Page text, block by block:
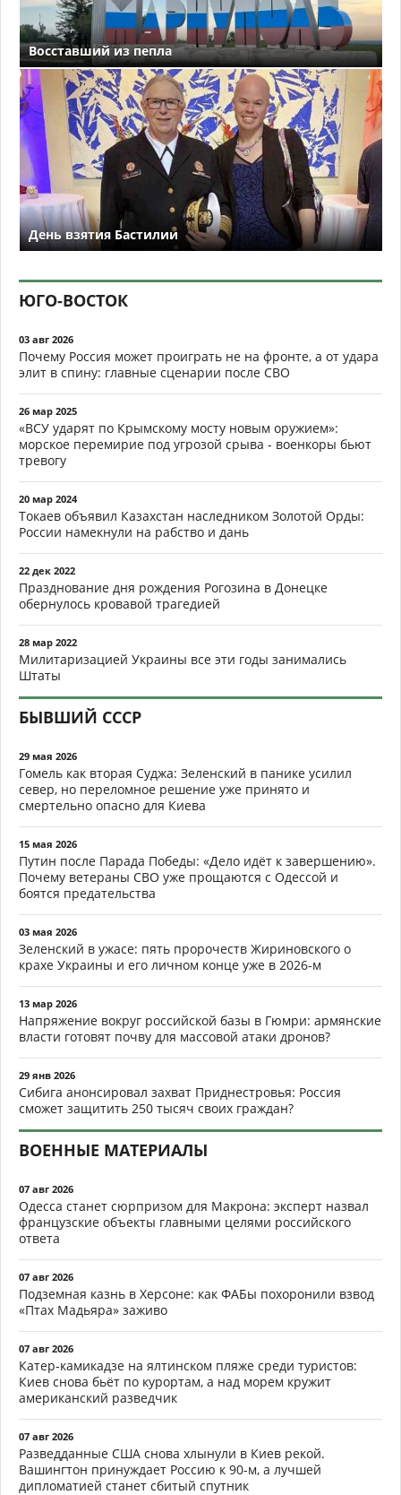
Восставший из пепла
День взятия Бастилии
ЮГО-ВОСТОК
03 авг 2026
Почему Россия может проиграть не на фронте, а от удара
элит в спину: главные сценарии после СВО
26 мар 2025
«ВСУ ударят по Крымскому мосту новым оружием»:
морское перемирие под угрозой срыва - военкоры бьют
тревогу
20 мар 2024
Токаев объявил Казахстан наследником Золотой Орды:
России намекнули на рабство и дань
22 дек 2022
Празднование дня рождения Рогозина в Донецке
обернулось кровавой трагедией
28 мар 2022
Милитаризацией Украины все эти годы занимались
Штаты
БЫВШИЙ СССР
29 мая 2026
Гомель как вторая Суджа: Зеленский в панике усилил
север, но переломное решение уже принято и
смертельно опасно для Киева
15 мая 2026
Путин после Парада Победы: «Дело идёт к завершению».
Почему ветераны СВО уже прощаются с Одессой и
боятся предательства
03 мая 2026
Зеленский в ужасе: пять пророчеств Жириновского о
крахе Украины и его личном конце уже в 2026-м
13 мар 2026
Напряжение вокруг российской базы в Гюмри: армянские
власти готовят почву для массовой атаки дронов?
29 янв 2026
Сибига анонсировал захват Приднестровья: Россия
сможет защитить 250 тысяч своих граждан?
ВОЕННЫЕ МАТЕРИАЛЫ
07 авг 2026
Одесса станет сюрпризом для Макрона: эксперт назвал
французские объекты главными целями российского
ответа
07 авг 2026
Подземная казнь в Херсоне: как ФАБы похоронили взвод
«Птах Мадьяра» заживо
07 авг 2026
Катер-камикадзе на ялтинском пляже среди туристов:
Киев снова бьёт по курортам, а над морем кружит
американский разведчик
07 авг 2026
Разведданные США снова хлынули в Киев рекой.
Вашингтон принуждает Россию к 90-м, а лучшей
дипломатией станет сбитый спутник